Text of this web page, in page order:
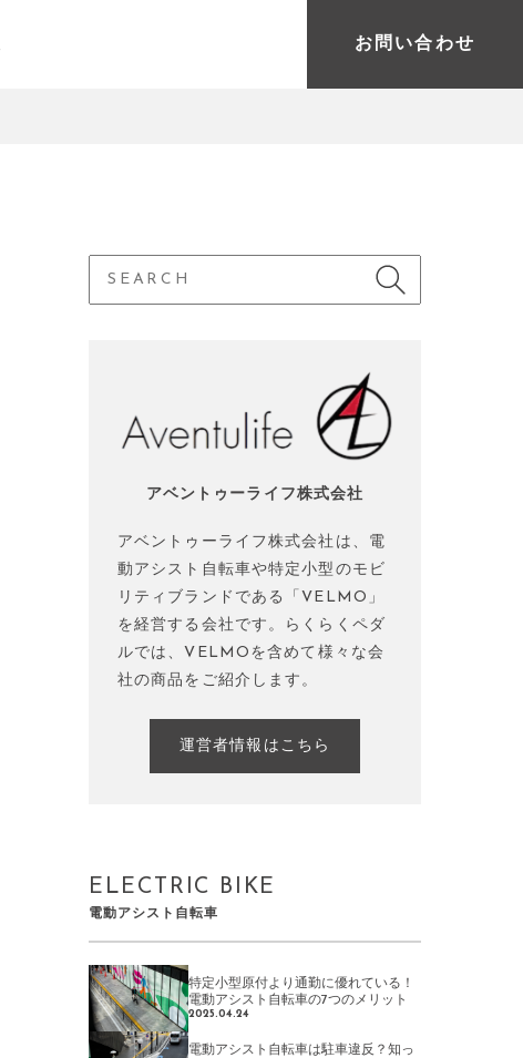
お問い合わせ
アベントゥーライフ株式会社
アベントゥーライフ株式会社は、電
動アシスト自転車や特定小型のモビ
リティブランドである「VELMO」
を経営する会社です。らくらくペダ
ルでは、VELMOを含めて様々な会
社の商品をご紹介します。
運営者情報はこちら
ELECTRIC BIKE
電動アシスト自転車
特定小型原付より通勤に優れている！
電動アシスト自転車の7つのメリット
2025.04.24
電動アシスト自転車は駐車違反？知っ